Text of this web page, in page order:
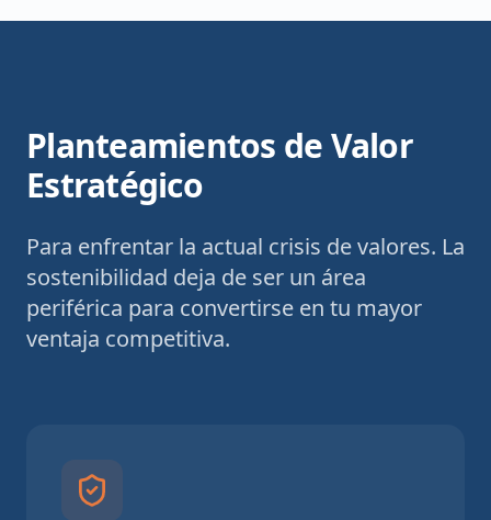
Planteamientos de Valor
Estratégico
Para enfrentar la actual crisis de valores. La
sostenibilidad deja de ser un área
periférica para convertirse en tu mayor
ventaja competitiva.